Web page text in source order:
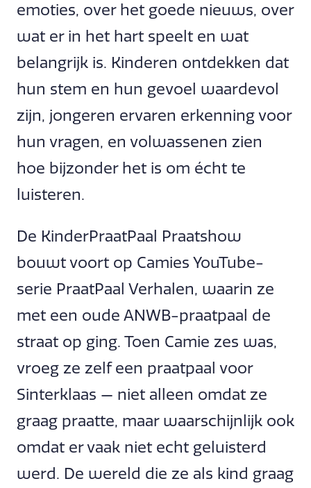
emoties, over het goede nieuws, over
wat er in het hart speelt en wat
belangrijk is. Kinderen ontdekken dat
hun stem en hun gevoel waardevol
zijn, jongeren ervaren erkenning voor
hun vragen, en volwassenen zien
hoe bijzonder het is om écht te
luisteren.
De KinderPraatPaal Praatshow
bouwt voort op Camies YouTube-
serie PraatPaal Verhalen, waarin ze
met een oude ANWB-praatpaal de
straat op ging. Toen Camie zes was,
vroeg ze zelf een praatpaal voor
Sinterklaas — niet alleen omdat ze
graag praatte, maar waarschijnlijk ook
omdat er vaak niet echt geluisterd
werd. De wereld die ze als kind graag